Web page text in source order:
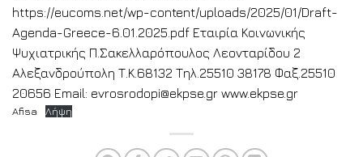
https://eucoms.net/wp-content/uploads/2025/01/Draft-
Agenda-Greece-6.01.2025.pdf Εταιρία Κοινωνικής
Ψυχιατρικής Π.Σακελλαρόπουλος Λεονταρίδου 2
Αλεξανδρούπολη Τ.Κ.68132 Τηλ.25510 38178 Φαξ.25510
20656 Email: evrosrodopi@ekpse.gr www.ekpse.gr
Afisa Λήψη